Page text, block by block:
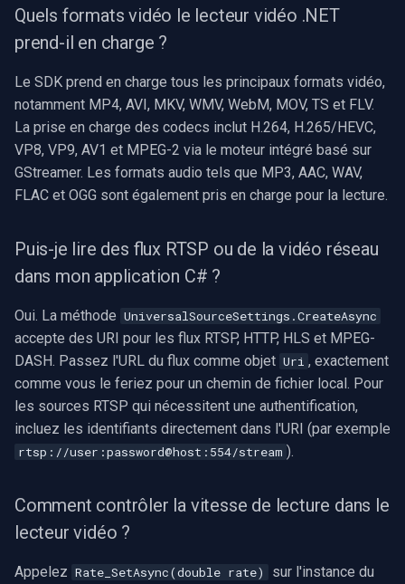
Quels formats vidéo le lecteur vidéo .NET
prend-il en charge ?
Le SDK prend en charge tous les principaux formats vidéo,
notamment MP4, AVI, MKV, WMV, WebM, MOV, TS et FLV.
La prise en charge des codecs inclut H.264, H.265/HEVC,
VP8, VP9, AV1 et MPEG-2 via le moteur intégré basé sur
GStreamer. Les formats audio tels que MP3, AAC, WAV,
FLAC et OGG sont également pris en charge pour la lecture.
Puis-je lire des flux RTSP ou de la vidéo réseau
dans mon application C# ?
Oui. La méthode UniversalSourceSettings.CreateAsync
accepte des URI pour les flux RTSP, HTTP, HLS et MPEG-
DASH. Passez l'URL du flux comme objet Uri , exactement
comme vous le feriez pour un chemin de fichier local. Pour
les sources RTSP qui nécessitent une authentification,
incluez les identifiants directement dans l'URI (par exemple
rtsp://user:password@host:554/stream ).
Comment contrôler la vitesse de lecture dans le
lecteur vidéo ?
Appelez Rate_SetAsync(double rate)
sur l'instance du